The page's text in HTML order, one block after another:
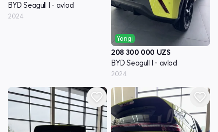
BYD Seagull I - avlod
2024
Yangi
208 300 000 UZS
BYD Seagull I - avlod
2024